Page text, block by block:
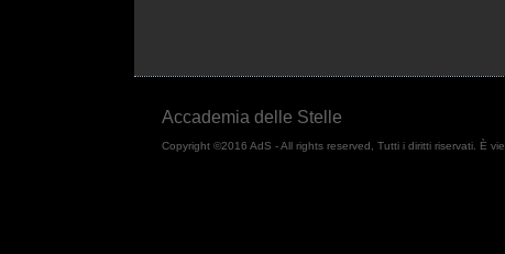
Accademia delle Stelle
Copyright ©2016 AdS - All rights reserved, Tutti i diritti riservati. È